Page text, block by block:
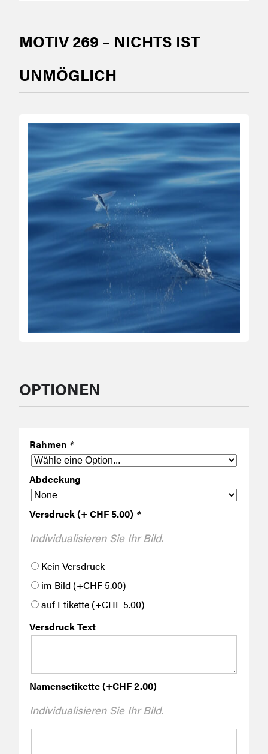
MOTIV 269 – NICHTS IST
UNMÖGLICH
OPTIONEN
Rahmen *
Abdeckung
Versdruck (+ CHF 5.00) *
Individualisieren Sie Ihr Bild.
Kein Versdruck
im Bild (+CHF 5.00)
auf Etikette (+CHF 5.00)
Versdruck Text
Namensetikette(+CHF2.00)
Individualisieren Sie Ihr Bild.